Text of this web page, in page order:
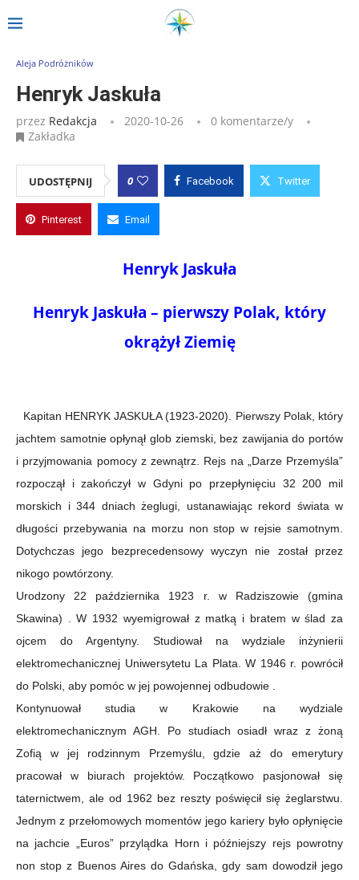
Strona główna Henryk Jaskuła
Aleja Podróżników
Henryk Jaskuła
przez Redakcja 2020-10-26
0 komentarze/y
Zakładka
UDOSTĘPNIJ 0 Facebook Twitter
Pinterest Email
Henryk Jaskuła
Henryk Jaskuła – pierwszy Polak, który
okrążył Ziemię
Kapitan HENRYK JASKUŁA (1923-2020). Pierwszy Polak, który
jachtem samotnie opłynął glob ziemski, bez zawijania do portów
i przyjmowania pomocy z zewnątrz. Rejs na „Darze Przemyśla”
rozpoczął i zakończył w Gdyni po przepłynięciu 32 200 mil
morskich i 344 dniach żeglugi, ustanawiając rekord świata w
długości przebywania na morzu non stop w rejsie samotnym.
Dotychczas jego bezprecedensowy wyczyn nie został przez
nikogo powtórzony.
Urodzony 22 października 1923 r. w Radziszowie (gmina
Skawina) . W 1932 wyemigrował z matką i bratem w ślad za
ojcem do Argentyny. Studiował na wydziale inżynierii
elektromechanicznej Uniwersytetu La Plata. W 1946 r. powrócił
do Polski, aby pomóc w jej powojennej odbudowie .
Kontynuował studia w Krakowie na wydziale
elektromechanicznym AGH. Po studiach osiadł wraz z żoną
Zofią w jej rodzinnym Przemyślu, gdzie aż do emerytury
pracował w biurach projektów. Początkowo pasjonował się
taternictwem, ale od 1962 bez reszty poświęcił się żeglarstwu.
Jednym z przełomowych momentów jego kariery było opłynięcie
na jachcie „Euros” przylądka Horn i późniejszy rejs powrotny
non stop z Buenos Aires do Gdańska, gdy sam dowodził jego